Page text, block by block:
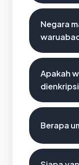
Negara
Apakah
Berapa